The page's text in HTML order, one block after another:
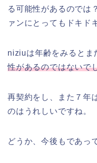
る可能性があるのでは
ァンにとってもドキド
niziuは年齢をみるとま
性があるのではないで
再契約をし、また７年
のはうれしいですね。
どうか、今後もであっ